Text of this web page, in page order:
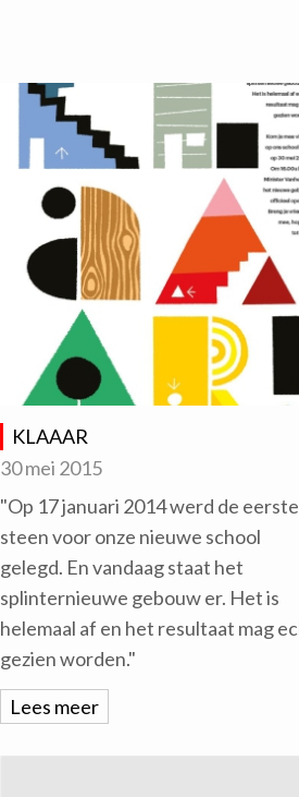
KLAAAR
30 mei 2015
"Op 17 januari 2014 werd de eerste
steen voor onze nieuwe school
gelegd. En vandaag staat het
splinternieuwe gebouw er. Het is
helemaal af en het resultaat mag
gezien worden."
Lees meer